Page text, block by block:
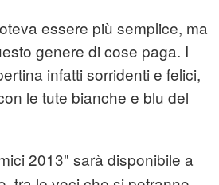
essere più semplice, ma
genere di cose paga. I
infatti sorridenti e felici,
le tute bianche e blu del
2013" sarà disponibile a